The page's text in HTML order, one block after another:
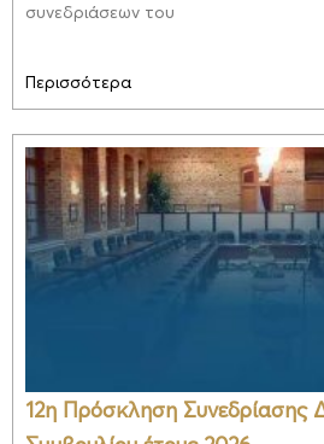
συνεδριάσεων του
Περισσότερα
12η Πρόσκληση Συνεδρίασης